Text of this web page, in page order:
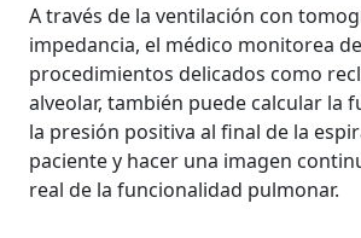
A través de la ventilación con
impedancia, el médico monitorea
procedimientos delicados como
alveolar, también puede calcular la
la presión positiva al final de la
paciente y hacer una imagen
real de la funcionalidad pulmonar.